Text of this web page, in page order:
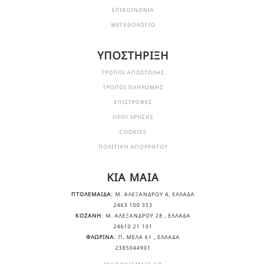
ΕΠΙΚΟΙΝΩΝΙΑ
ΜΕΓΕΘΟΛΟΓΙΟ
ΥΠΟΣΤΗΡΙΞΗ
ΤΡΟΠΟΙ ΑΠΟΣΤΟΛΗΣ
ΤΡΟΠΟΙ ΠΛΗΡΩΜΗΣ
ΕΠΙΣΤΡΟΦΕΣ
ΟΡΟΙ ΧΡΗΣΗΣ
COOKIES
ΠΟΛΙΤΙΚΗ ΑΠΟΡΡΗΤΟΥ
KIA MAIA
ΠΤΟΛΕΜΑΙΔΑ: Μ. ΑΛΕΞΆΝΔΡΟΥ 4, ΕΛΛΆΔΑ
2463 100 353
ΚΟΖΑΝΗ: Μ. ΑΛΕΞΆΝΔΡΟΥ 28 , ΕΛΛΆΔΑ
24610 21 101
ΦΛΩΡΙΝΑ: Π. ΜΕΛΑ 61 , ΕΛΛΆΔΑ
2385044901